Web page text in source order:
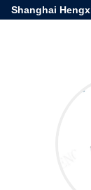
Shanghai